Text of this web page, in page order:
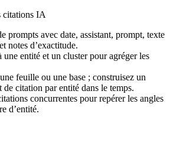
citations IA
prompts avec date, assistant, prompt, texte
notes d’exactitude.
une entité et un cluster pour agréger les
feuille ou une base ; construisez un
citation par entité dans le temps.
concurrentes pour repérer les angles
d’entité.